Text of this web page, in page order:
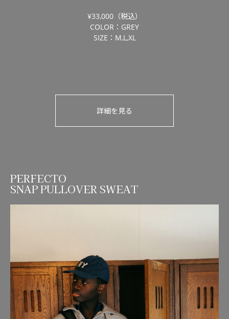
¥33,000（税込）
COLOR：GREY
SIZE：M,L,XL
詳細を見る
PERFECTO
SNAP PULLOVER SWEAT